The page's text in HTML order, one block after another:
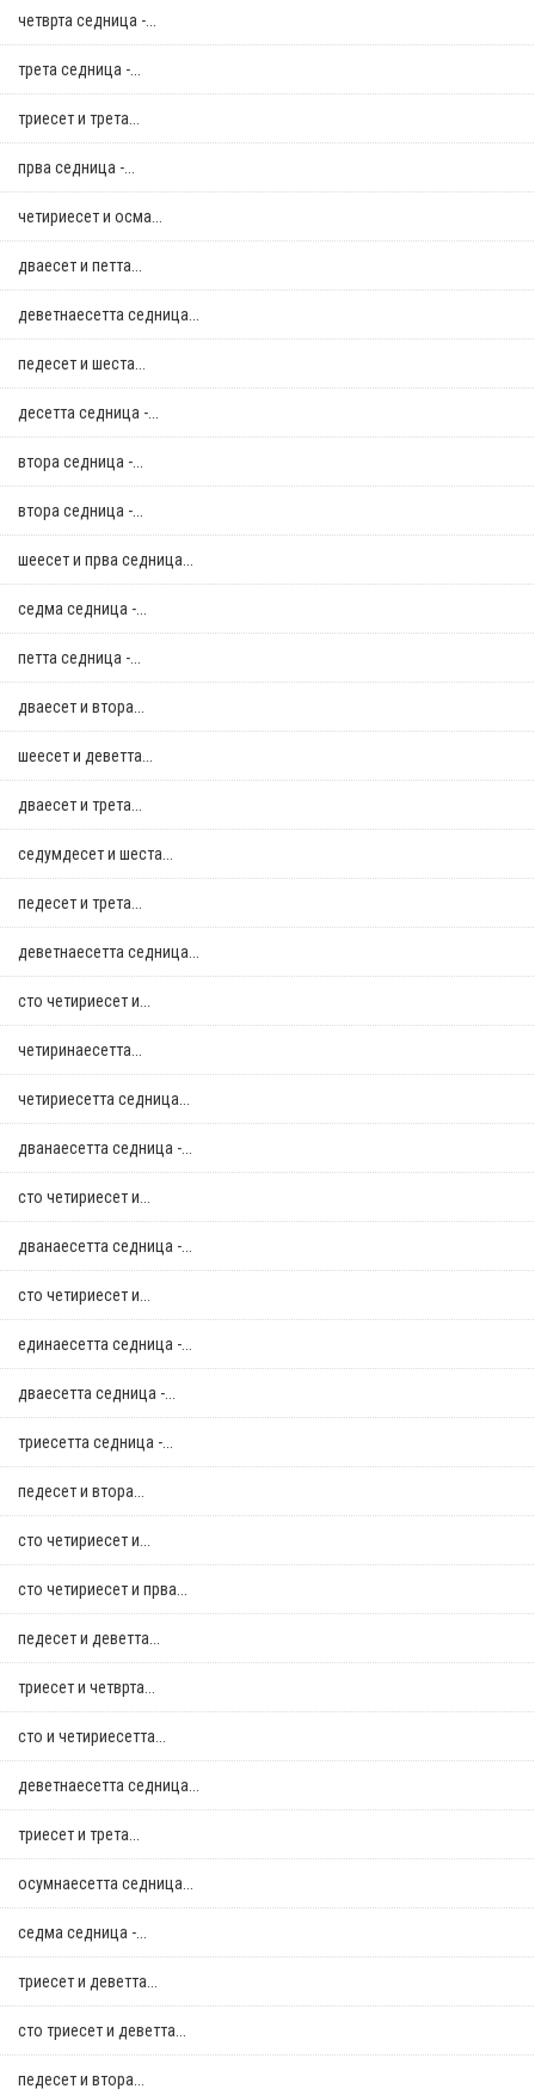
четврта седница -...
трета седница -...
триесет и трета...
прва седница -...
четириесет и осма...
дваесет и петта...
деветнаесетта седница...
педесет и шеста...
десетта седница -...
втора седница -...
втора седница -...
шеесет и прва седница...
седма седница -...
петта седница -...
дваесет и втора...
шеесет и деветта...
дваесет и трета...
седумдесет и шеста...
педесет и трета...
деветнаесетта седница...
сто четириесет и...
четиринаесетта...
четириесетта седница...
дванаесетта седница -...
сто четириесет и...
дванаесетта седница -...
сто четириесет и...
единаесетта седница -...
дваесетта седница -...
триесетта седница -...
педесет и втора...
сто четириесет и...
сто четириесет и прва...
педесет и деветта...
триесет и четврта...
сто и четириесетта...
деветнаесетта седница...
триесет и трета...
осумнaесетта седница...
седма седница -...
триесет и деветта...
сто триесет и деветта...
педесет и втора...